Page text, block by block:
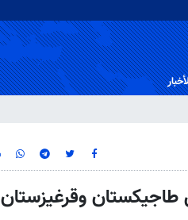
طاجيكستان وقرغيزستان